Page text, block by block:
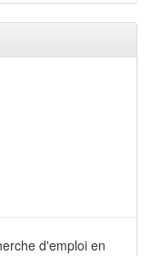
d'emploi en